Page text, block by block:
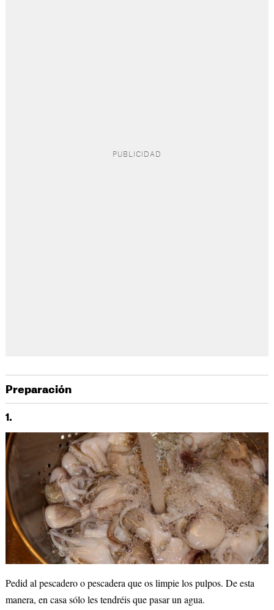
Preparación
1.
Pedid al pescadero o pescadera que os limpie los pulpos. De esta
manera, en casa sólo les tendréis que pasar un agua.